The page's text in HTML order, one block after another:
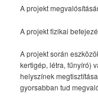
A projekt
A projekt fizikai
A projekt során
kertigép, létra, fűnyíró)
helyszínek
gyorsabban tud